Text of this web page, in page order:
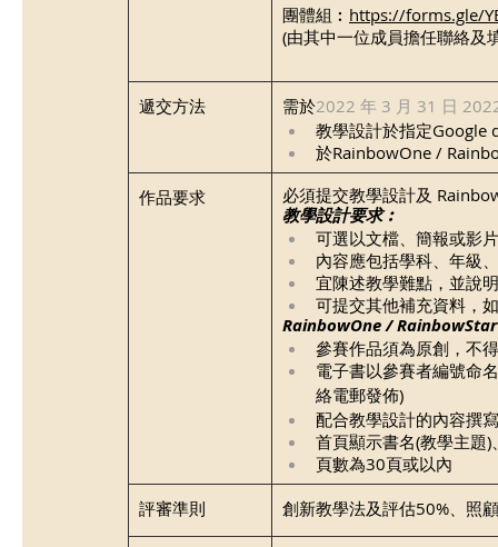
團體組︰ https://forms.gle/
(由其中一位成員擔任聯絡及
遞交方法 ​需於2022 年 3 月 31 日
教學設計於指定Google
於RainbowOne /
作品要求
必須提交教學設計及
教學設計要求︰
可選以文檔、簡報或影
內容應包括學科、年級
宜陳述教學難點，並說
可提交其他補充資料，
RainbowOne /
參賽作品須為原創，不
電子書以參賽者編號命
絡電郵發佈)
配合教學設計的內容撰寫
首頁顯示書名(教學主題)
頁數為30頁或以內
​評審準則
創新教學法及評估50%、照